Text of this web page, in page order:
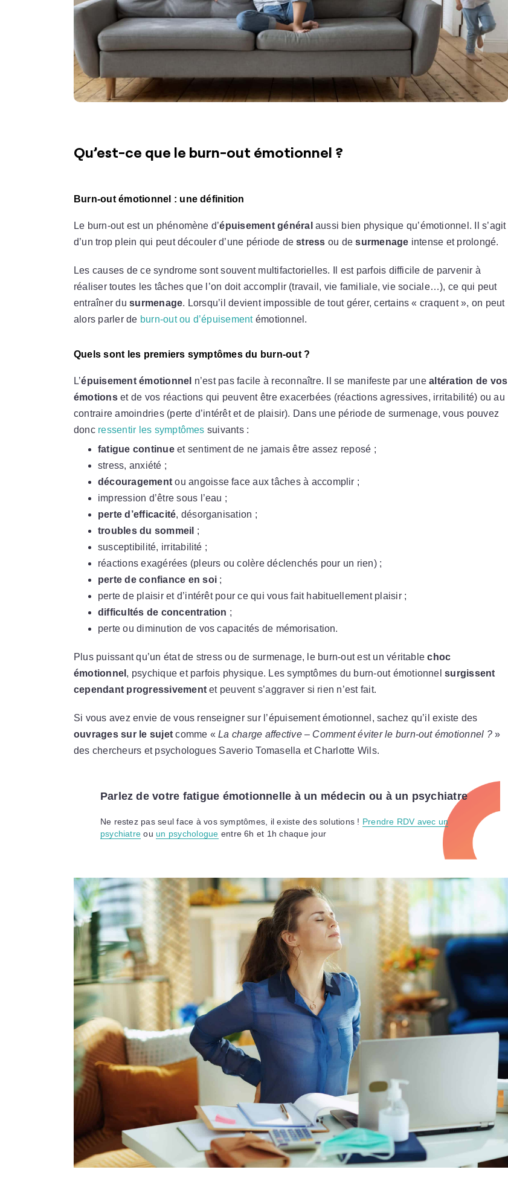
Qu’est-ce que le burn-out émotionnel ?
Burn-out émotionnel : une définition
Le burn-out est un phénomène d’épuisement général aussi bien physique qu’émotionnel. Il s’agit
d’un trop plein qui peut découler d’une période destress ou desurmenage intense et prolongé.
Les causes de ce syndrome sont souvent multifactorielles. Il est parfois difficile de parvenir à
réaliser toutes les tâches que l’on doit accomplir (travail, vie familiale, vie sociale…), ce qui peut
entraîner dusurmenage. Lorsqu’il devient impossible de tout gérer, certains « craquent », on peut
alors parler de burn-out ou d’épuisementémotionnel.
Quels sont les premiers symptômes du burn-out ?
L’épuisement émotionnel n’est pas facile à reconnaître. Il se manifeste par unealtération de vos
émotionset de vos réactions qui peuvent être exacerbées (réactions agressives, irritabilité) ou au
contraire amoindries (perte d’intérêt et de plaisir). Dans une période de surmenage, vous pouvez
donc ressentir les symptômes suivants :
fatigue continueet sentiment de ne jamais être assez reposé ;
stress, anxiété ;
découragement ou angoisse face aux tâches à accomplir ;
impression d’être sous l’eau ;
perte d’efficacité, désorganisation ;
troubles du sommeil ;
susceptibilité, irritabilité ;
réactions exagérées (pleurs ou colère déclenchés pour un rien) ;
perte de confiance en soi;
perte de plaisir et d’intérêt pour ce qui vous fait habituellement plaisir ;
difficultés de concentration ;
perte ou diminution de vos capacités de mémorisation.
Plus puissant qu’un état de stress ou de surmenage, le burn-out est un véritablechoc
émotionnel , psychique et parfois physique. Les symptômes du burn-out émotionnelsurgissent
cependant progressivement et peuvent s’aggraver si rien n’est fait.
Si vous avez envie de vous renseigner sur l’épuisement émotionnel, sachez qu’il existe des
ouvrages sur le sujet comme «La charge affective – Comment éviter le burn-out émotionnel ?»
des chercheurs et psychologues Saverio Tomasella et Charlotte Wils.
Parlez de votre fatigue émotionnelle à un médecin ou à un psychiatre
Ne restez pas seul face à vos symptômes, il existe des solutions ! Prendre RDV avec un
psychiatre ou un psychologue entre 6h et 1h chaque jour